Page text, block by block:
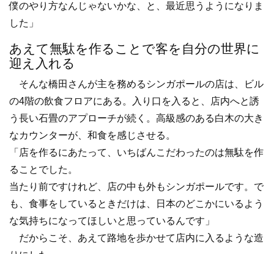
僕のやり方なんじゃないかな、と、最近思うようになりま
した」
あえて無駄を作ることで客を自分の世界に
迎え入れる
そんな橋田さんが主を務めるシンガポールの店は、ビル
の4階の飲食フロアにある。入り口を入ると、店内へと誘
う長い石畳のアプローチが続く。高級感のある白木の大き
なカウンターが、和食を感じさせる。
「店を作るにあたって、いちばんこだわったのは無駄を作
ることでした。
当たり前ですけれど、店の中も外もシンガポールです。で
も、食事をしているときだけは、日本のどこかにいるよう
な気持ちになってほしいと思っているんです」
だからこそ、あえて路地を歩かせて店内に入るような造